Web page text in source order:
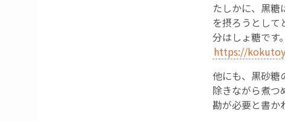
たしかに、黒
を摂ろうとし
分はしょ糖です
https://
他にも、黒砂糖
除きながら煮つ
勘が必要と書か